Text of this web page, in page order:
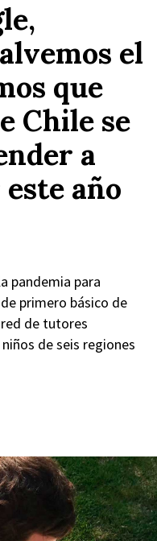
el
que
Chile se
a
año
pandemia para
primero básico de
de tutores
de seis regiones